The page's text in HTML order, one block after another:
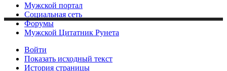
Мужской портал
Социальная сеть
Форумы
Мужской Цитатник Рунета
Войти
Показать исходный текст
История страницы